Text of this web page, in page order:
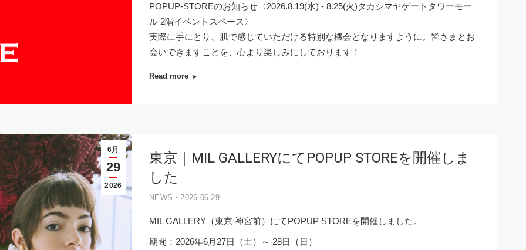
POPUP-STOREのお知らせ〈2026.8.19(水) - 8.25(火)タカシマヤゲートタワーモー
ル 2階イベントスペース〉
実際に手にとり、肌で感じていただける特別な機会となりますように。皆さまとお
会いできますことを、心より楽しみにしております！
Read more
6月
29
2026
東京｜MIL GALLERYにてPOPUP STOREを開催しま
した
NEWS・2026-06-29
MIL GALLERY（東京 神宮前）にてPOPUP STOREを開催しました。
期間：2026年6月27日（土）～ 28日（日）